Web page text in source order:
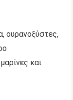
ουρανοξύστες,
και